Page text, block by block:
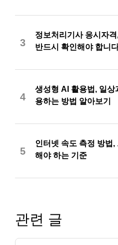
3
정보처리기사 응시자격
반드시 확인해야 합니
4
생성형 AI 활용법, 일상
용하는 방법 알아보기
5
인터넷 속도 측정 방법,
해야 하는 기준
관련 글